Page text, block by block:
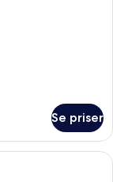
Se priser